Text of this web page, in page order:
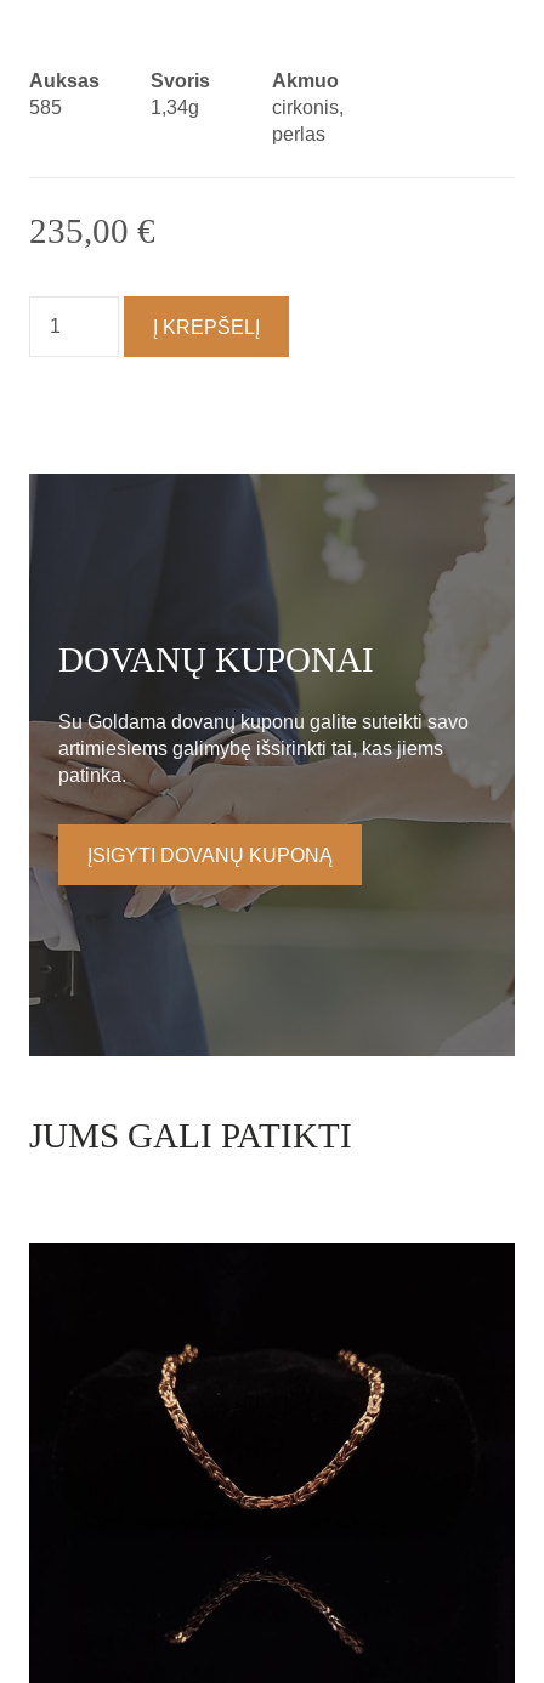
Auksas
585
Svoris
1,34g
Akmuo
cirkonis,
perlas
235,00 €
kiekis:
Auskarai
Į KREPŠELĮ
DOVANŲ KUPONAI
Su Goldama dovanų kuponu galite suteikti savo
artimiesiems galimybę išsirinkti tai, kas jiems
patinka.
ĮSIGYTI DOVANŲ KUPONĄ
JUMS GALI PATIKTI